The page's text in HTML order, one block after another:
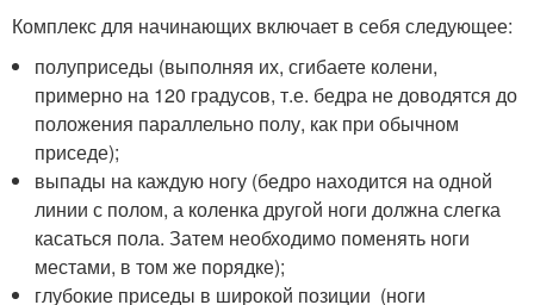
Комплекс для начинающих включает в себя следующее:
полуприседы (выполняя их, сгибаете колени,
примерно на 120 градусов, т.е. бедра не доводятся до
положения параллельно полу, как при обычном
приседе);
выпады на каждую ногу (бедро находится на одной
линии с полом, а коленка другой ноги должна слегка
касаться пола. Затем необходимо поменять ноги
местами, в том же порядке);
глубокие приседы в широкой позиции (ноги